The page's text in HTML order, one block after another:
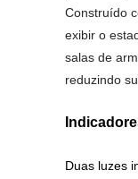
Construído
exibir o
salas de
reduzindo
Duas luzes